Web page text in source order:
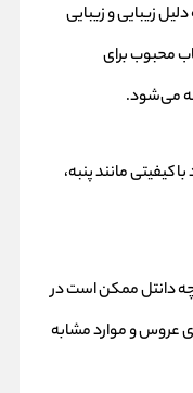
دلیل زیبایی و زیبایی
محبوب برای
می‌شود.
کیفیتی مانند پنبه،
دانتل ممکن است در
عروس و موارد مشابه